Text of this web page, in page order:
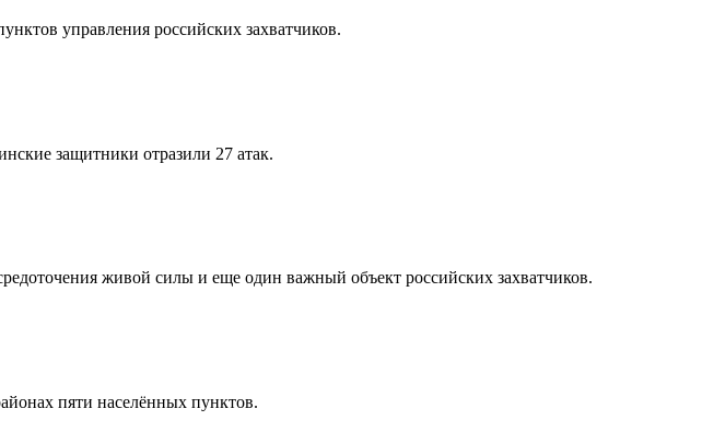
управления российских захватчиков.
защитники отразили 27 атак.
живой силы и еще один важный объект российских захватчиков.
пяти населённых пунктов.